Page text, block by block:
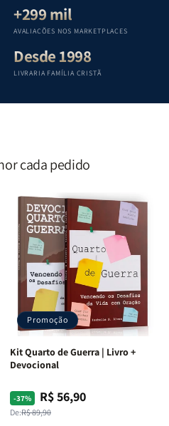
Teológica
Penkal
+299 mil
AVALIAÇÕES NOS MARKETPLACES
Desde 1998
LIVRARIA FAMÍLIA CRISTÃ
cada pedido
Promoção
Kit Quarto de Guerra | Livro +
Devocional
-37%
Preço
normal
De:R$ 89,90
Preço
promocional
R$ 56,90